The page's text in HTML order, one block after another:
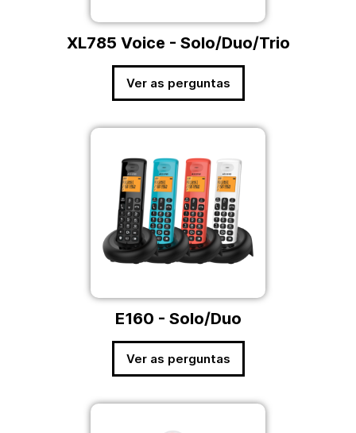
XL785 Voice - Solo/Duo/Trio
Ver as perguntas
E160 - Solo/Duo
Ver as perguntas